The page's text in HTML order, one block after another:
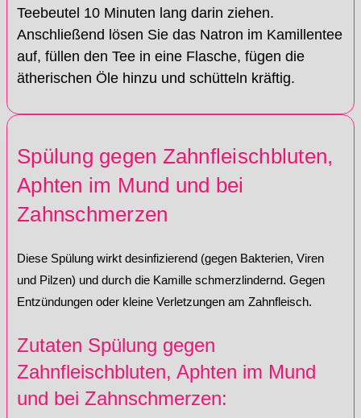
Teebeutel 10 Minuten lang darin ziehen.
Anschließend lösen Sie das Natron im Kamillentee
auf, füllen den Tee in eine Flasche, fügen die
ätherischen Öle hinzu und schütteln kräftig.
Spülung gegen Zahnfleischbluten,
Aphten im Mund und bei
Zahnschmerzen
Diese Spülung wirkt desinfizierend (gegen Bakterien, Viren
und Pilzen) und durch die Kamille schmerzlindernd. Gegen
Entzündungen oder kleine Verletzungen am Zahnfleisch.
Zutaten Spülung gegen
Zahnfleischbluten, Aphten im Mund
und bei Zahnschmerzen: